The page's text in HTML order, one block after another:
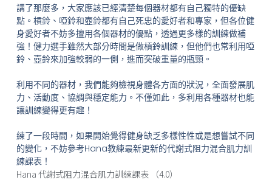
講了那麼多，大家應該已經清楚每個器材都有自己獨特的優缺
點。槓鈴、啞鈴和壺鈴都有自己死忠的愛好者和專家，但各位健
身愛好者不妨多擅用各個器材的優點，透過更多樣的訓練做補
強！健力選手雖然大部分時間是做槓鈴訓練，但他們也常利用啞
鈴、壺鈴來加強較弱的一側，進而突破重量的瓶頸。
利用不同的器材，我們能夠檢視身體各方面的狀況，全面發展肌
力、活動度、協調與穩定能力。不僅如此，多利用各種器材也能
讓訓練變得更有趣！
練了一段時間，如果開始覺得健身缺乏多樣性性或是想嘗試不同
的變化，不妨參考Hana教練最新更新的代謝式阻力混合肌力訓
練課表！
Hana 代謝式阻力混合肌力訓練課表 （4.0）